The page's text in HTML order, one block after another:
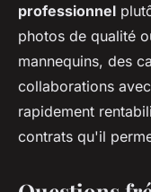
professionnel
photos de qualité
mannequins, des
collaborations
rapidement
contrats qu'il